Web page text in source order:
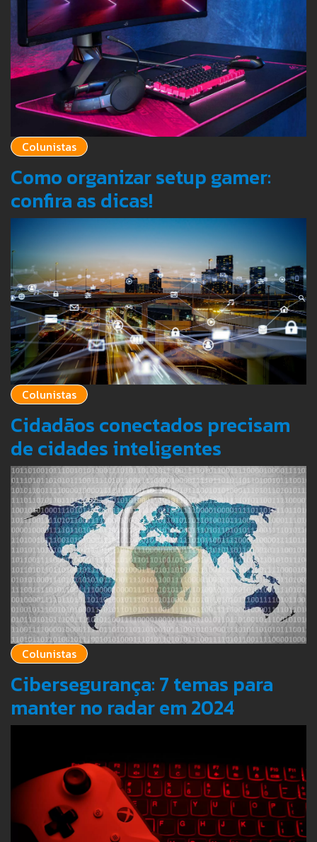
Colunistas
Como organizar setup gamer:
confira as dicas!
Colunistas
Cidadãos conectados precisam
de cidades inteligentes
Colunistas
Cibersegurança: 7 temas para
manter no radar em 2024